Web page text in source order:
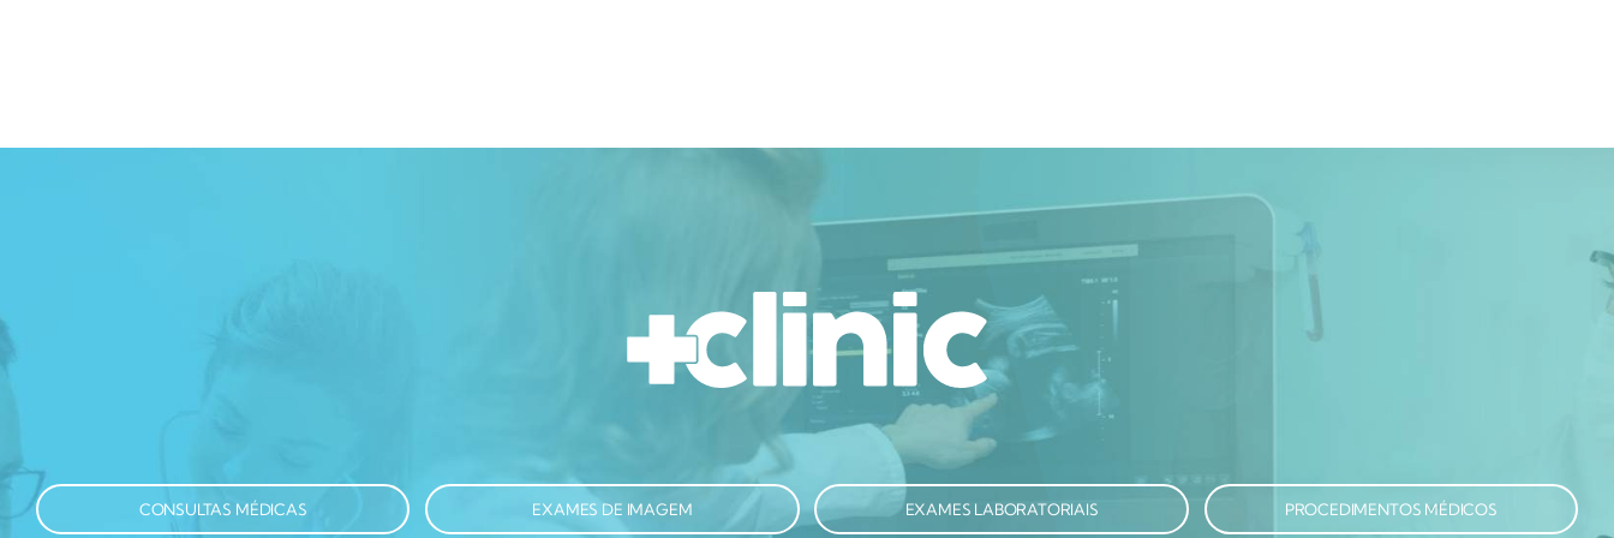
CONSULTAS MÉDICAS EXAMES DE IMAGEM EXAMES LABORATORIAIS PROCEDIMENTOS MÉDICOS